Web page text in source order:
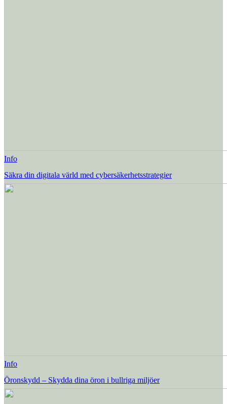
Info
Säkra din digitala värld med cybersäkerhetsstrategier
Info
Öronskydd – Skydda dina öron i bullriga miljöer